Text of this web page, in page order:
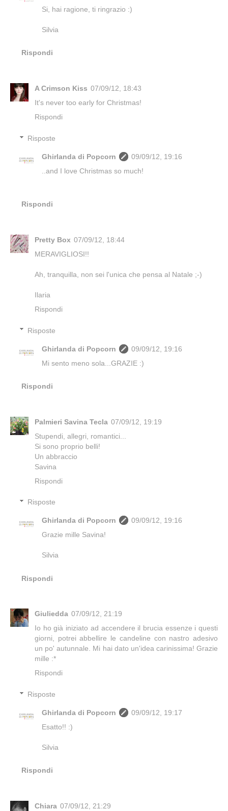
Si, hai ragione, ti ringrazio :)
Silvia
Rispondi
A Crimson Kiss 07/09/12, 18:43
It's never too early for Christmas!
Rispondi
Risposte
Ghirlanda di Popcorn
09/09/12, 19:16
..and I love Christmas so much!
Rispondi
Pretty Box 07/09/12, 18:44
MERAVIGLIOSI!!
Ah, tranquilla, non sei l'unica che pensa al Natale ;-)
Ilaria
Rispondi
Risposte
Ghirlanda di Popcorn
09/09/12, 19:16
Mi sento meno sola...GRAZIE :)
Rispondi
Palmieri Savina Tecla 07/09/12, 19:19
Stupendi, allegri, romantici...
Si sono proprio belli!
Un abbraccio
Savina
Rispondi
Risposte
Ghirlanda di Popcorn
09/09/12, 19:16
Grazie mille Savina!
Silvia
Rispondi
Giuliedda 07/09/12, 21:19
Io ho già iniziato ad accendere il brucia essenze i questi
giorni, potrei abbellire le candeline con nastro adesivo
un po' autunnale. Mi hai dato un'idea carinissima! Grazie
mille :*
Rispondi
Risposte
Ghirlanda di Popcorn
09/09/12, 19:17
Esatto!! :)
Silvia
Rispondi
Chiara 07/09/12, 21:29